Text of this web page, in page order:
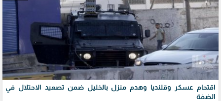
اقتحام عسكر وقلنديا وهدم منزل بالخليل ضمن تصعيد الاحتلال في
الضفة